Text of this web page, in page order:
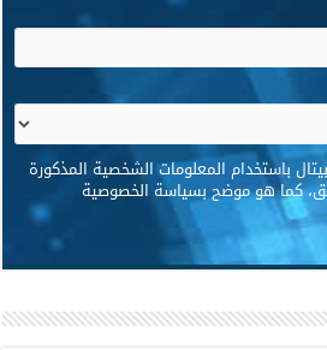
باستخدام المعلومات الشخصية المذكورة
كما هو موضح بسياسة الخصوصية